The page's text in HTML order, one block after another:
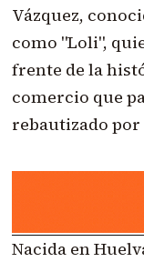
Vázquez,
como "Loli",
frente de la
comercio que
rebautizado por
Nacida en